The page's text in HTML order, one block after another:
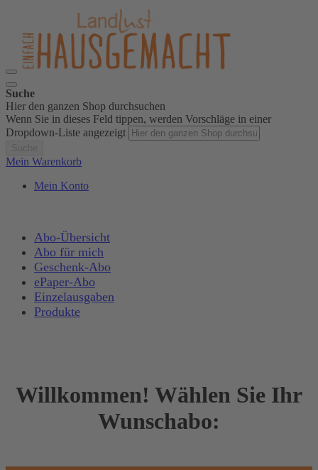
Suche
Hier den ganzen Shop durchsuchen
Wenn Sie in dieses Feld tippen, werden Vorschläge in einer
Dropdown-Liste angezeigt
Mein Warenkorb
Mein Konto
Abo-Übersicht
Abo für mich
Geschenk-Abo
ePaper-Abo
Einzelausgaben
Produkte
Willkommen! Wählen Sie Ihr
Wunschabo: